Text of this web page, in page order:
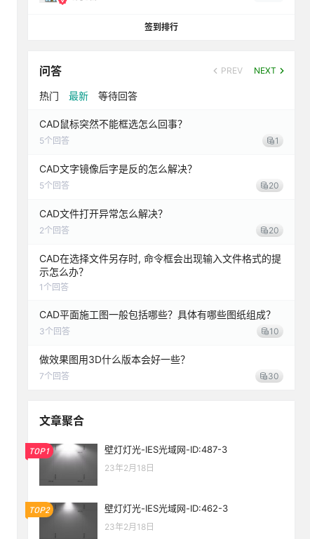
签到排行
问答 PREV NEXT
热门 最新 等待回答
CAD鼠标突然不能框选怎么回事？
5个回答 1
CAD文字镜像后字是反的怎么解决？
5个回答 20
CAD文件打开异常怎么解决？
2个回答 20
CAD在选择文件另存时, 命令框会出现输入文件格式的提
示怎么办？
1 个回答
CAD平面施工图一般包括哪些？具体有哪些图纸组成？
3个回答 10
做效果图用3D什么版本会好一些？
7个回答 30
文章聚合
TOP1 壁灯灯光-IES光域网-ID:487-3
23年2月18日
TOP2 壁灯灯光-IES光域网-ID:462-3
23年2月18日